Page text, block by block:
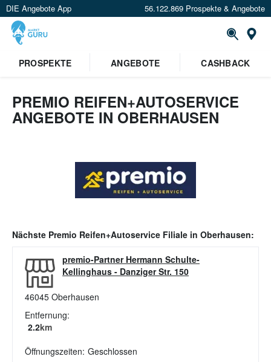
DIE Angebote App 56.122.869 Prospekte & Angebote
PROSPEKTE
ANGEBOTE CASHBACK
PREMIO REIFEN+AUTOSERVICE
ANGEBOTE IN OBERHAUSEN
Nächste Premio Reifen+Autoservice Filiale in Oberhausen:
premio-Partner Hermann Schulte-
Kellinghaus - Danziger Str. 150
46045 Oberhausen
Entfernung:
2.2km
Öffnungszeiten: Geschlossen